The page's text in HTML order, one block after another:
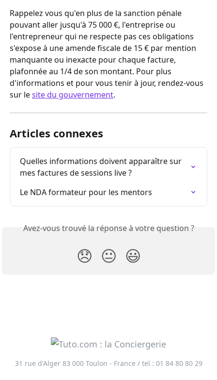
Rappelez vous qu'en plus de la sanction pénale
pouvant aller jusqu'à 75 000 €, l'entreprise ou
l'entrepreneur qui ne respecte pas ces obligations
s'expose à une amende fiscale de 15 € par mention
manquante ou inexacte pour chaque facture,
plafonnée au 1/4 de son montant. Pour plus
d'informations et pour vous tenir à jour, rendez-vous
sur le site du gouvernement.
Articles connexes
Quelles informations doivent apparaître sur
mes factures de sessions live ?
Le NDA formateur pour les mentors
Avez-vous trouvé la réponse à votre question ?
😞 😐 😃
31 rue d'Alger 83 000 Toulon - France / tel : 01 84 80 80 29